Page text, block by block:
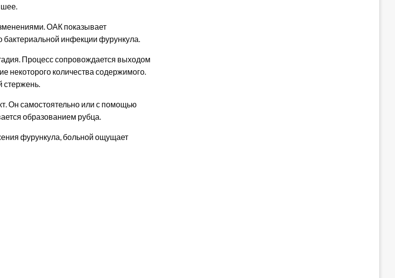
ОАК показывает
бактериальной инфекции фурункула.
Процесс сопровождается выходом
некоторого количества содержимого.
стержень.
Он самостоятельно или с помощью
образованием рубца.
фурункула, больной ощущает